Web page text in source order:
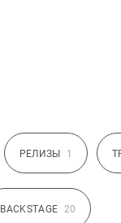
РЕЛИЗЫ 1
BACKSTAGE 20